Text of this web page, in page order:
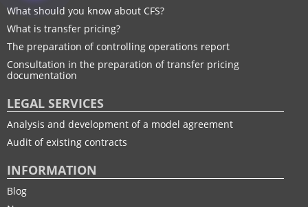
What should you know about CFS?
What is transfer pricing?
The preparation of controlling operations report
Consultation in the preparation of transfer pricing
documentation
LEGAL SERVICES
Analysis and development of a model agreement
Audit of existing contracts
INFORMATION
Blog